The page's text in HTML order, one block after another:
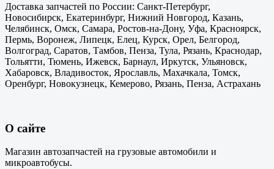
Доставка запчастей по России: Санкт-Петербург,
Новосибирск, Екатеринбург, Нижний Новгород, Казань,
Челябинск, Омск, Самара, Ростов-на-Дону, Уфа, Красноярск,
Пермь, Воронеж, Липецк, Елец, Курск, Орел, Белгород,
Волгоград, Саратов, Тамбов, Пенза, Тула, Рязань, Краснодар,
Тольятти, Тюмень, Ижевск, Барнаул, Иркутск, Ульяновск,
Хабаровск, Владивосток, Ярославль, Махачкала, Томск,
Оренбург, Новокузнецк, Кемерово, Рязань, Пенза, Астрахань
О сайте
Магазин автозапчастей на грузовые автомобили и
микроавтобусы.